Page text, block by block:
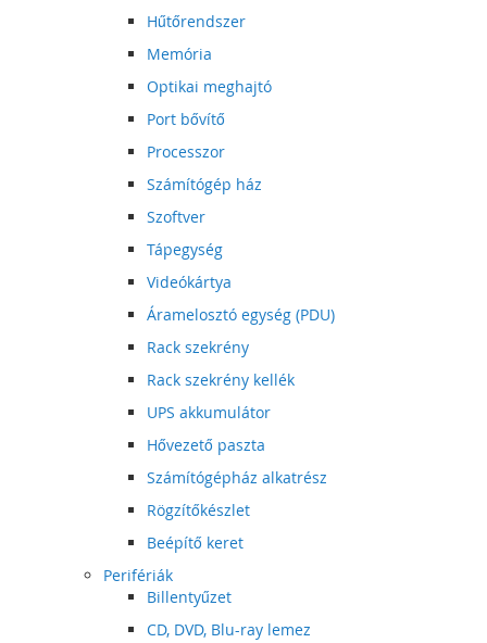
Hűtőrendszer
Memória
Optikai meghajtó
Port bővítő
Processzor
Számítógép ház
Szoftver
Tápegység
Videókártya
Áramelosztó egység (PDU)
Rack szekrény
Rack szekrény kellék
UPS akkumulátor
Hővezető paszta
Számítógépház alkatrész
Rögzítőkészlet
Beépítő keret
Perifériák
Billentyűzet
CD, DVD, Blu-ray lemez